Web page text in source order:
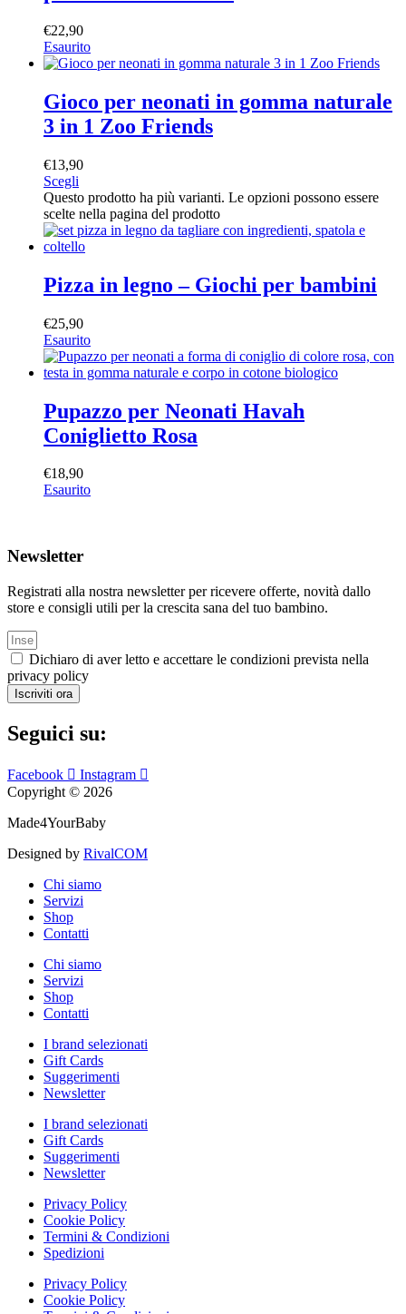
€22,90
Esaurito
Gioco per neonati in gomma naturale
3 in 1 Zoo Friends
€13,90
Scegli
Questo prodotto ha più varianti. Le opzioni possono essere
scelte nella pagina del prodotto
Pizza in legno – Giochi per bambini
€25,90
Esaurito
Pupazzo per Neonati Havah
Coniglietto Rosa
€18,90
Esaurito
Newsletter
Registrati alla nostra newsletter per ricevere offerte, novità dallo
store e consigli utili per la crescita sana del tuo bambino.
Dichiaro di aver letto e accettare le condizioni prevista nella
privacy policy
Iscriviti ora
Seguici su:
Facebook
Instagram
Copyright © 2026
Made4YourBaby
Designed by RivalCOM
Chi siamo
Servizi
Shop
Contatti
Chi siamo
Servizi
Shop
Contatti
I brand selezionati
Gift Cards
Suggerimenti
Newsletter
I brand selezionati
Gift Cards
Suggerimenti
Newsletter
Privacy Policy
Cookie Policy
Termini & Condizioni
Spedizioni
Privacy Policy
Cookie Policy